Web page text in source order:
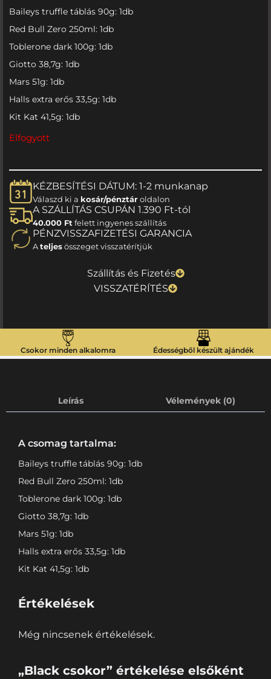
Baileys truffle táblás 90g: 1db
Red Bull Zero 250ml: 1db
Toblerone dark 100g: 1db
Giotto 38,7g: 1db
Mars 51g: 1db
Halls extra erős 33,5g: 1db
Kit Kat 41,5g: 1db
Elfogyott
KÉZBESÍTÉSI DÁTUM: 1-2 munkanap
Válaszd ki a kosár/pénztároldalon
A SZÁLLÍTÁS CSUPÁN 1.390 Ft-tól
40.000 Ft felett ingyenes szállítás
PÉNZVISSZAFIZETÉSI GARANCIA
Ateljesösszeget visszatérítjük
Szállítás és Fizetés
VISSZATÉRÍTÉS
Csokor minden alkalomra Édességből készült ajándék
Leírás Vélemények (0)
A csomag tartalma:
Baileys truffle táblás 90g: 1db
Red Bull Zero 250ml: 1db
Toblerone dark 100g: 1db
Giotto 38,7g: 1db
Mars 51g: 1db
Halls extra erős 33,5g: 1db
Kit Kat 41,5g: 1db
Értékelések
Még nincsenek értékelések.
„Black csokor” értékelése elsőként